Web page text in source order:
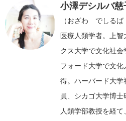
小澤デシルバ慈
（おざわ でしるば
医療人類学者。上
クス大学で文化社会
フォード大学で文化
得。ハーバード大
員、シカゴ大学博
人類学部教授を経